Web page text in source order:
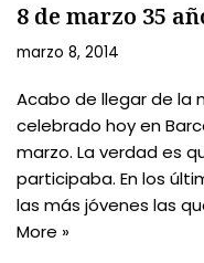
8 de marzo 35
marzo 8, 2014
Acabo de llegar de la
celebrado hoy en
marzo. La verdad es
participaba. En los
las más jóvenes las
More »